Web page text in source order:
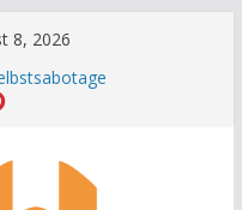
8, 2026
Neugier und Kreativität